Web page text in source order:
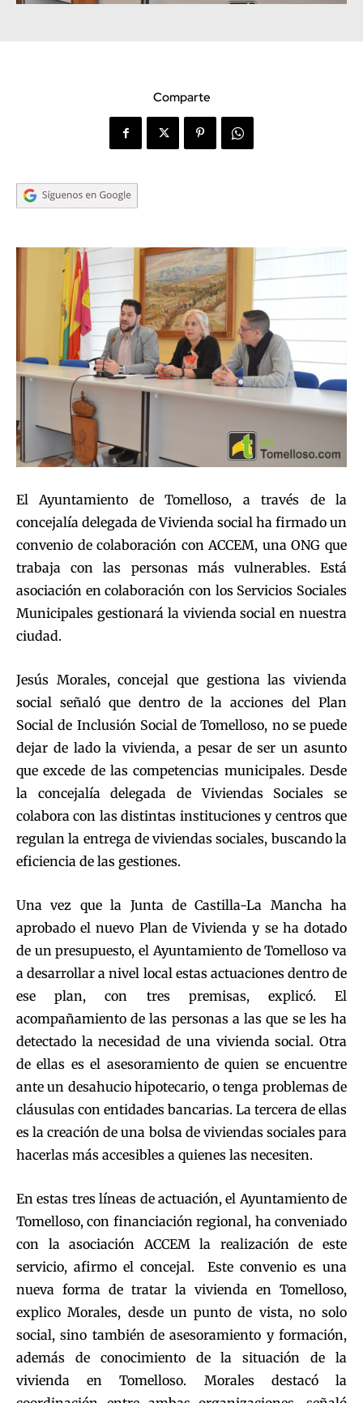
Comparte
El Ayuntamiento de Tomelloso, a través de la
concejalía delegada de Vivienda social ha firmado un
convenio de colaboración con ACCEM, una ONG que
trabaja con las personas más vulnerables. Está
asociación en colaboración con los Servicios Sociales
Municipales gestionará la vivienda social en nuestra
ciudad.
Jesús Morales, concejal que gestiona las vivienda
social señaló que dentro de la acciones del Plan
Social de Inclusión Social de Tomelloso, no se puede
dejar de lado la vivienda, a pesar de ser un asunto
que excede de las competencias municipales. Desde
la concejalía delegada de Viviendas Sociales se
colabora con las distintas instituciones y centros que
regulan la entrega de viviendas sociales, buscando la
eficiencia de las gestiones.
Una vez que la Junta de Castilla-La Mancha ha
aprobado el nuevo Plan de Vivienda y se ha dotado
de un presupuesto, el Ayuntamiento de Tomelloso va
a desarrollar a nivel local estas actuaciones dentro de
ese plan, con tres premisas, explicó. El
acompañamiento de las personas a las que se les ha
detectado la necesidad de una vivienda social. Otra
de ellas es el asesoramiento de quien se encuentre
ante un desahucio hipotecario, o tenga problemas de
cláusulas con entidades bancarias. La tercera de ellas
es la creación de una bolsa de viviendas sociales para
hacerlas más accesibles a quienes las necesiten.
En estas tres líneas de actuación, el Ayuntamiento de
Tomelloso, con financiación regional, ha conveniado
con la asociación ACCEM la realización de este
servicio, afirmo el concejal. Este convenio es una
nueva forma de tratar la vivienda en Tomelloso,
explico Morales, desde un punto de vista, no solo
social, sino también de asesoramiento y formación,
además de conocimiento de la situación de la
vivienda en Tomelloso. Morales destacó la